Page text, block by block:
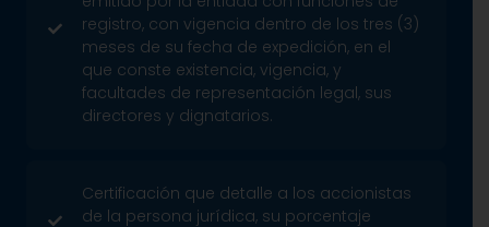
registro, con vigencia dentro de los tres (3)
meses de su fecha de expedición, en el
que conste existencia, vigencia, y
facultades de representación legal, sus
directores y dignatarios.
Certificación que detalle a los accionistas
de la persona jurídica, su porcentaje